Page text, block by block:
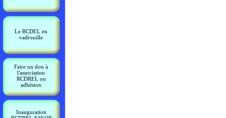
Le RCDEL en
vadrouille
Faire un don à
l'association
RCDREL ou
adhésion
Inauguration